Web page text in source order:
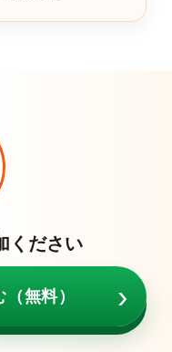
ください
無料） ›